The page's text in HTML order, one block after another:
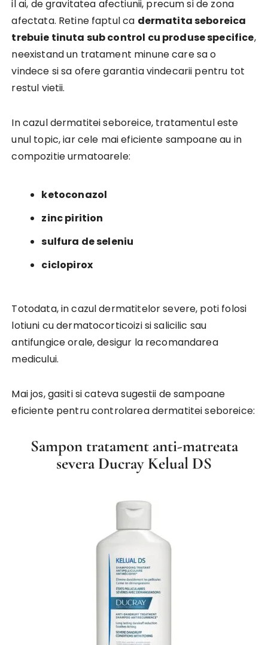
il ai, de gravitatea afectiunii, precum si de zona
afectata. Retine faptul ca dermatita seboreica
trebuie tinuta sub control cu produse specifice,
neexistand un tratament minune care sa o
vindece si sa ofere garantia vindecarii pentru tot
restul vietii.
In cazul dermatitei seboreice, tratamentul este
unul topic, iar cele mai eficiente sampoane au in
compozitie urmatoarele:
ketoconazol
zinc pirition
sulfura de seleniu
ciclopirox
Totodata, in cazul dermatitelor severe, poti folosi
lotiuni cu dermatocorticoizi si salicilic sau
antifungice orale, desigur la recomandarea
medicului.
Mai jos, gasiti si cateva sugestii de sampoane
eficiente pentru controlarea dermatitei seboreice:
Sampon tratament anti-matreata
severa Ducray Kelual DS